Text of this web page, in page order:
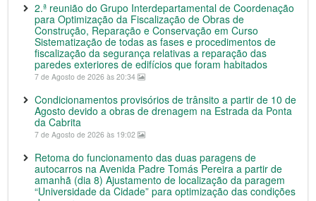
2.ª reunião do Grupo Interdepartamental de Coordenação
para Optimização da Fiscalização de Obras de
Construção, Reparação e Conservação em Curso
Sistematização de todas as fases e procedimentos de
fiscalização da segurança relativas a reparação das
paredes exteriores de edifícios que foram habitados
7 de Agosto de 2026 às 20:34
Condicionamentos provisórios de trânsito a partir de 10 de
Agosto devido a obras de drenagem na Estrada da Ponta
da Cabrita
7 de Agosto de 2026 às 19:02
Retoma do funcionamento das duas paragens de
autocarros na Avenida Padre Tomás Pereira a partir de
amanhã (dia 8) Ajustamento de localização da paragem
“Universidade da Cidade” para optimização das condições